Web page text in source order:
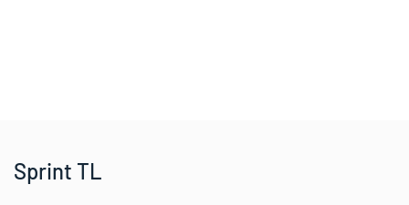
Sprint TL